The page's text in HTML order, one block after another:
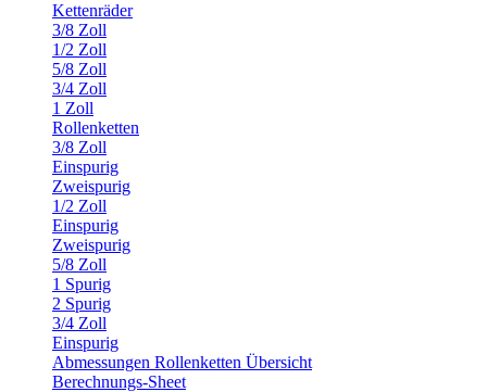
Kettenräder
3/8 Zoll
1/2 Zoll
5/8 Zoll
3/4 Zoll
1 Zoll
Rollenketten
3/8 Zoll
Einspurig
Zweispurig
1/2 Zoll
Einspurig
Zweispurig
5/8 Zoll
1 Spurig
2 Spurig
3/4 Zoll
Einspurig
Abmessungen Rollenketten Übersicht
Berechnungs-Sheet